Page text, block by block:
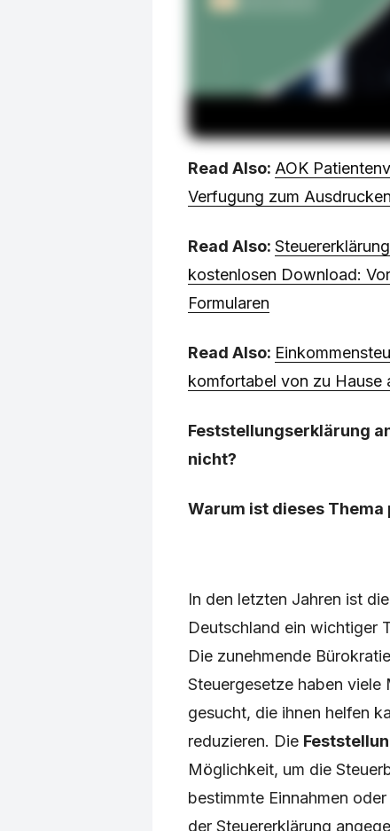
Read Also: AOK
Verfugung zum
Read Also:
kostenlosen Download:
Formularen
Read Also:
komfortabel von zu Hause
Feststellungserklärung
nicht?
Warum ist dieses
In den letzten Jahren ist die
Deutschland ein wichtiger
Die zunehmende
Steuergesetze haben viele
gesucht, die ihnen helfen
reduzieren. Die
Möglichkeit, um die
bestimmte Einnahmen
der Steuererklärung